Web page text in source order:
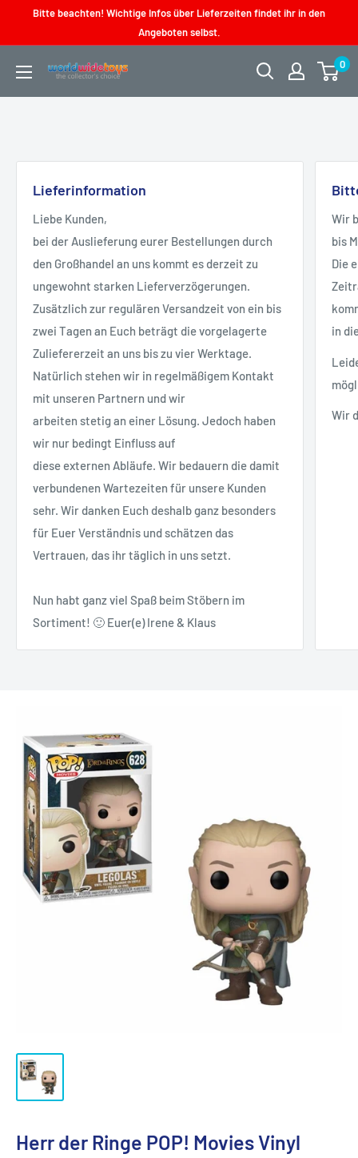
Bitte beachten! Wichtige Infos über Lieferzeiten findet ihr in den
Angeboten selbst.
worldwidetoys
0
Lieferinformation
Liebe Kunden,
bei der Auslieferung eurer Bestellungen durch
den Großhandel an uns kommt es derzeit zu
ungewohnt starken Lieferverzögerungen.
Zusätzlich zur regulären Versandzeit von ein bis
zwei Tagen an Euch beträgt die vorgelagerte
Zuliefererzeit an uns bis zu vier Werktage.
Natürlich stehen wir in regelmäßigem Kontakt
mit unseren Partnern und wir
arbeiten stetig an einer Lösung. Jedoch haben
wir nur bedingt Einfluss auf
diese externen Abläufe. Wir bedauern die damit
verbundenen Wartezeiten für unsere Kunden
sehr. Wir danken Euch deshalb ganz besonders
für Euer Verständnis und schätzen das
Vertrauen, das ihr täglich in uns setzt.
Nun habt ganz viel Spaß beim Stöbern im
Sortiment! 🙂 Euer(e) Irene & Klaus
Wir
bis
Die
in
Wir
Herr der Ringe POP! Movies Vinyl